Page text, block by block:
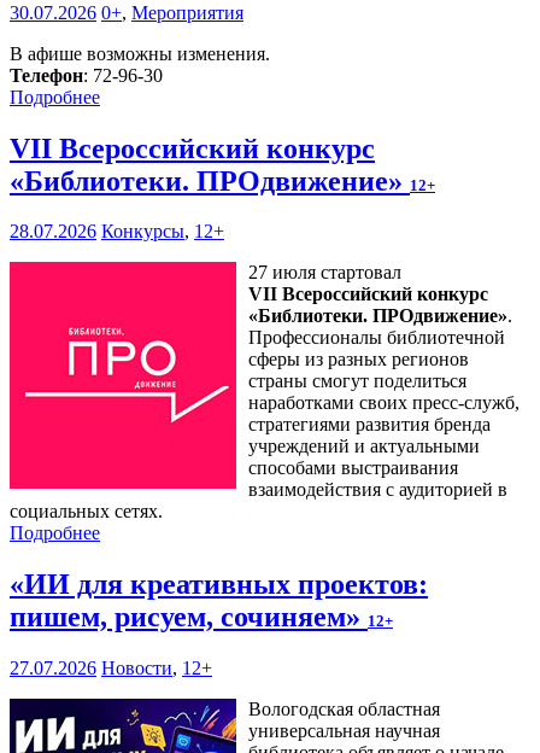
30.07.2026 0+, Мероприятия
В афише возможны изменения.
Телефон: 72-96-30
Подробнее
VII Всероссийский конкурс
«Библиотеки. ПРОдвижение» 12+
28.07.2026 Конкурсы, 12+
27 июля стартовал
VII Всероссийский конкурс
«Библиотеки. ПРОдвижение».
Профессионалы библиотечной
сферы из разных регионов
страны смогут поделиться
наработками своих пресс-служб,
стратегиями развития бренда
учреждений и актуальными
способами выстраивания
взаимодействия с аудиторией в
социальных сетях.
Подробнее
«ИИ для креативных проектов:
пишем, рисуем, сочиняем» 12+
27.07.2026 Новости, 12+
Вологодская областная
универсальная научная